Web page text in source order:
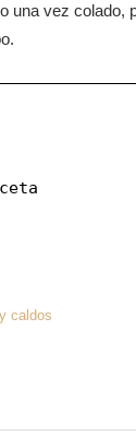
una vez colado,
caldos